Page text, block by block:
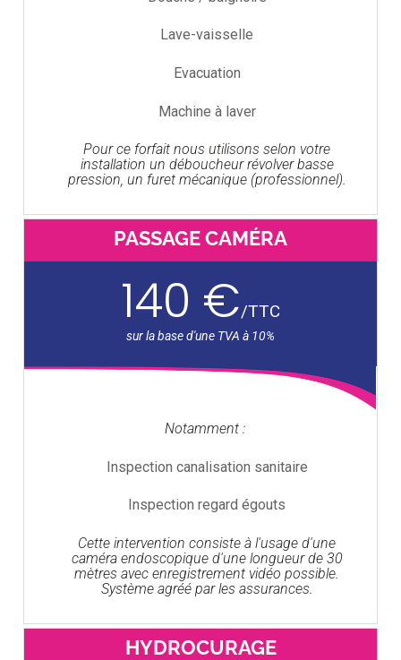
Lave-vaisselle
Evacuation
Machine à laver
Pour ce forfait nous utilisons selon votre
installation un déboucheur révolver basse
pression, un furet mécanique (professionnel).
PASSAGE CAMÉRA
140 €/TTC
Notamment :
Inspection canalisation sanitaire
Inspection regard égouts
Cette intervention consiste à l'usage d'une
caméra endoscopique d'une longueur de 30
mètres avec enregistrement vidéo possible.
Système agréé par les assurances.
HYDROCURAGE